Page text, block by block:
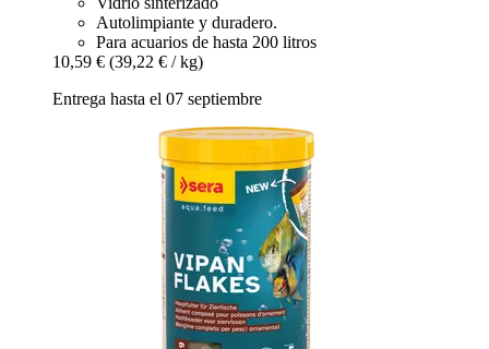
Autolimpiante y duradero.
Para acuarios de hasta 200 litros
10,59 € (39,22 € / kg)
Entrega hasta el 07 septiembre